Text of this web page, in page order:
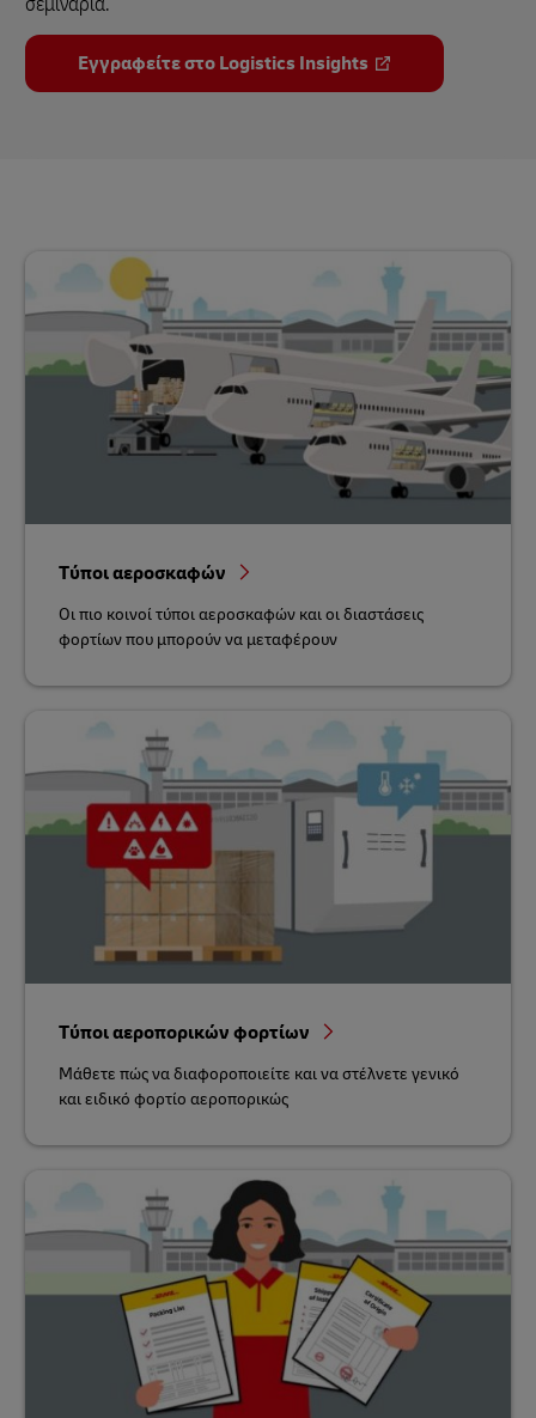
Εγγραφείτε στο Logistics Insights
Τύποι αεροσκαφών
Οι πιο κοινοί τύποι αεροσκαφών και οι διαστάσεις
φορτίων που μπορούν να μεταφέρουν
Τύποι αεροπορικών φορτίων
Μάθετε πώς να διαφοροποιείτε και να στέλνετε γενικό
και ειδικό φορτίο αεροπορικώς